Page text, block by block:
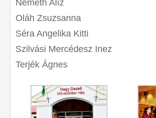
Németh Alíz
Oláh Zsuzsanna
Séra Angelika Kitti
Szilvási Mercédesz Inez
Terjék Ágnes